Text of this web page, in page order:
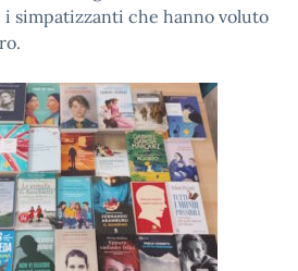
simpatizzanti che hanno voluto